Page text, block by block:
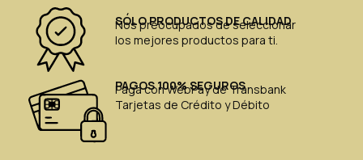
SÓLO PRODUCTOS DE CALIDAD
Nos preocupados de seleccionar
los mejores productos para ti.
PAGOS 100% SEGUROS
Paga con WebPay de Transbank
Tarjetas de Crédito y Débito